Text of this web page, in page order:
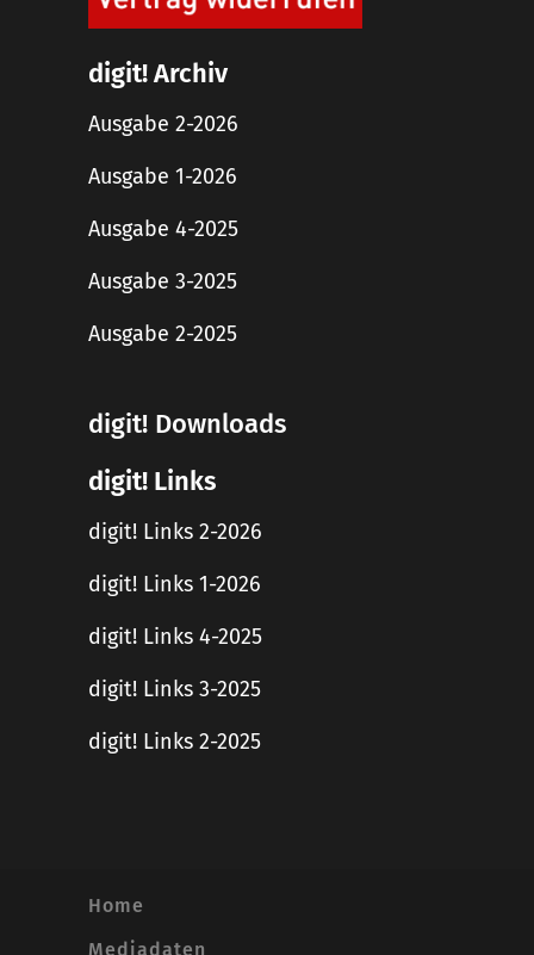
digit! Archiv
Ausgabe 2-2026
Ausgabe 1-2026
Ausgabe 4-2025
Ausgabe 3-2025
Ausgabe 2-2025
digit! Downloads
digit! Links
digit! Links 2-2026
digit! Links 1-2026
digit! Links 4-2025
digit! Links 3-2025
digit! Links 2-2025
Home
Mediadaten